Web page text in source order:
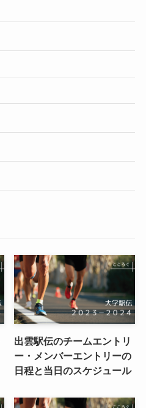
出雲駅伝のチームエントリ
ー・メンバーエントリーの
日程と当日のスケジュール